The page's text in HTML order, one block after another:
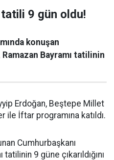
tatili 9 gün oldu!
konuşan
Bayramı tatilinin
Erdoğan, Beştepe Millet
ile İftar programına katıldı.
Cumhurbaşkanı
9 güne çıkarıldığını